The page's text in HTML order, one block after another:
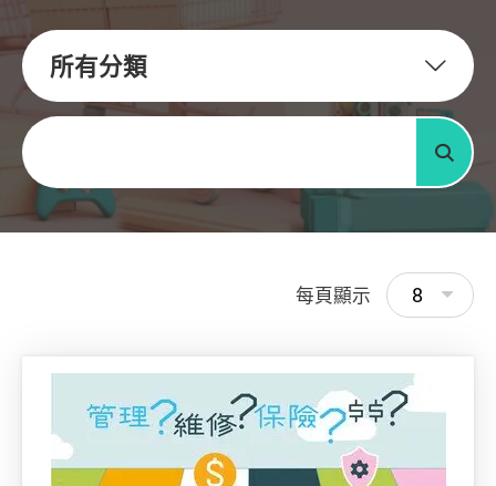
所有分類
關鍵字
搜尋
每頁顯示 8